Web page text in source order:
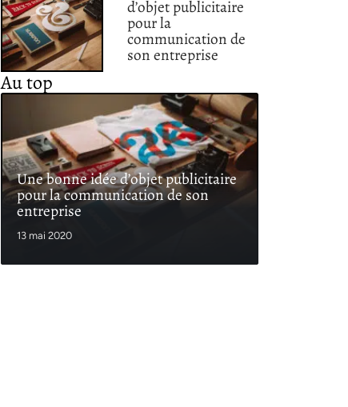
d’objet publicitaire
pour la
communication de
son entreprise
Au top
Une bonne idée d’objet publicitaire
pour la communication de son
entreprise
13 mai 2020